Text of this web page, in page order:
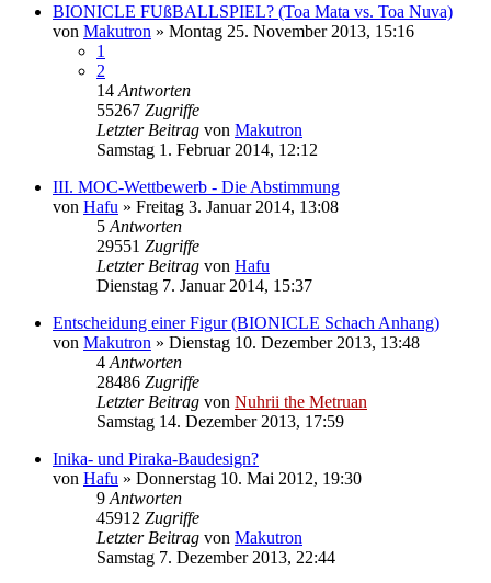
BIONICLE FUßBALLSPIEL? (Toa Mata vs. Toa Nuva)
von Makutron » Montag 25. November 2013, 15:16
1
2
14 Antworten
55267 Zugriffe
Letzter Beitrag von Makutron
Samstag 1. Februar 2014, 12:12
III. MOC-Wettbewerb - Die Abstimmung
von Hafu » Freitag 3. Januar 2014, 13:08
5 Antworten
29551 Zugriffe
Letzter Beitrag von Hafu
Dienstag 7. Januar 2014, 15:37
Entscheidung einer Figur (BIONICLE Schach Anhang)
von Makutron » Dienstag 10. Dezember 2013, 13:48
4 Antworten
28486 Zugriffe
Letzter Beitrag von Nuhrii the Metruan
Samstag 14. Dezember 2013, 17:59
Inika- und Piraka-Baudesign?
von Hafu » Donnerstag 10. Mai 2012, 19:30
9 Antworten
45912 Zugriffe
Letzter Beitrag von Makutron
Samstag 7. Dezember 2013, 22:44